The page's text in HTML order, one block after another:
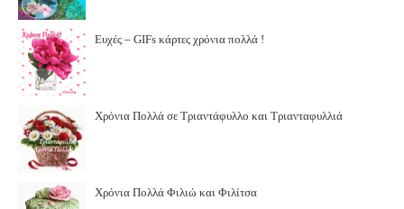
Ευχές – GIFs κάρτες χρόνια πολλά !
Χρόνια Πολλά σε Τριαντάφυλλο και Τριανταφυλλιά
Χρόνια Πολλά Φιλιώ και Φιλίτσα